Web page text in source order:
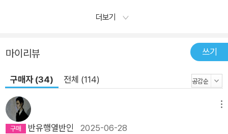
더보기
마이리뷰 쓰기
구매자 (34) 전체 (114)
반유행열반인 2025-06-28